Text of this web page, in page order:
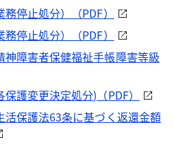
停止処分）（PDF）
停止処分）（PDF）
神障害者保健福祉手帳障害等級
護変更決定処分)（PDF）
活保護法63条に基づく返還金額